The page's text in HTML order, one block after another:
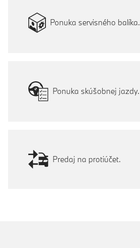
Ponuka servisného balíka.
Ponuka skúšobnej jazdy.
Predaj na protiúčet.